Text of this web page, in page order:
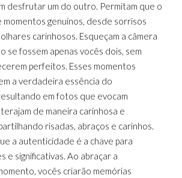
desfrutar um do outro. Permitam que o
genuínos, desde sorrisos
carinhosos. Esqueçam a câmera
se fossem apenas vocês dois, sem
perfeitos. Esses momentos
a verdadeira essência do
em fotos que evocam
de maneira carinhosa e
risadas, abraços e carinhos.
a autenticidade é a chave para
e significativas. Ao abraçar a
vocês criarão memórias